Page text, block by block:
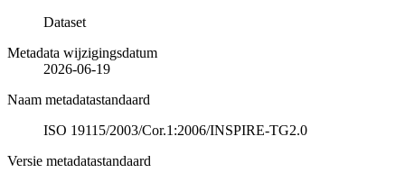
Dataset
Metadata wijzigingsdatum
2026-06-19
Naam metadatastandaard
ISO 19115/2003/Cor.1:2006/INSPIRE-TG2.0
Versie metadatastandaard